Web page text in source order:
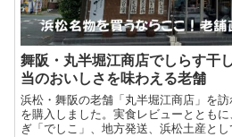
舞阪・丸半堀江商店でしらす干
当のおいしさを味わえる老舗
浜松・舞阪の老舗「丸半堀江商店」を
を購入しました。実食レビューととも
ぎ「でしこ」、地方発送、浜松土産と